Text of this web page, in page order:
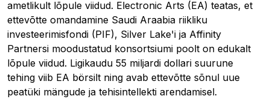
ametlikult lõpule viidud. Electronic Arts (EA) teatas, et
ettevõtte omandamine Saudi Araabia riikliku
investeerimisfondi (PIF), Silver Lake'i ja Affinity
Partnersi moodustatud konsortsiumi poolt on edukalt
lõpule viidud. Ligikaudu 55 miljardi dollari suurune
tehing viib EA börsilt ning avab ettevõtte sõnul uue
peatüki mängude ja tehisintellekti arendamisel.